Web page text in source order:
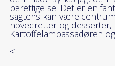
berettigelse. Det er en
sagtens kan være
hovedretter og desserter,
Kartoffelambassadøren
<